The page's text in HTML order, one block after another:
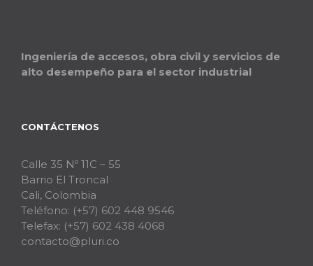
Ingeniería de accesos, obra civil y servicios de
alto desempeño para el sector industrial
CONTÁCTENOS
Calle 35 Nº 11C – 55
Barrio El Troncal
Cali, Colombia
Teléfono: (+57) 602 448 9546
Telefax: (+57) 602 438 4068
contacto@pluri.co